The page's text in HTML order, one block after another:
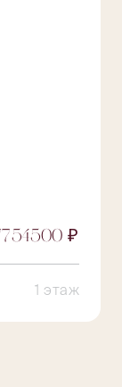
₽
1 этаж